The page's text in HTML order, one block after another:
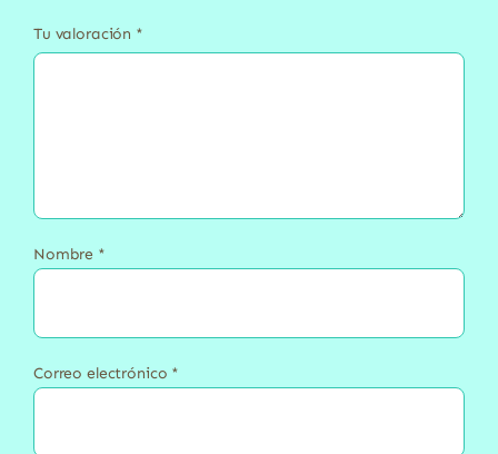
Tu valoración *
Nombre *
Correo electrónico *